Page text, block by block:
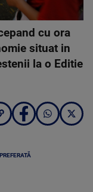
cu ora
situat in
la o Editie